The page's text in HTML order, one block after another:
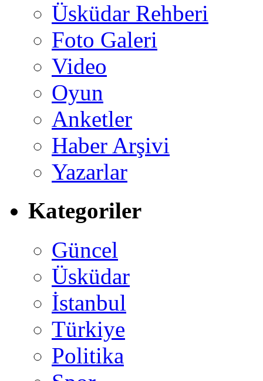
Üsküdar Rehberi
Foto Galeri
Video
Oyun
Anketler
Haber Arşivi
Yazarlar
Kategoriler
Güncel
Üsküdar
İstanbul
Türkiye
Politika